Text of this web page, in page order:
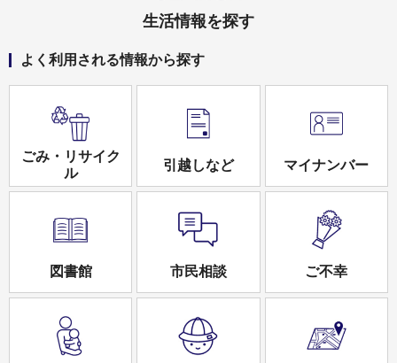
生活情報を探す
よく利用される情報から探す
ごみ・リサイク
ル
引越しなど マイナンバー
図書館 市民相談 ご不幸